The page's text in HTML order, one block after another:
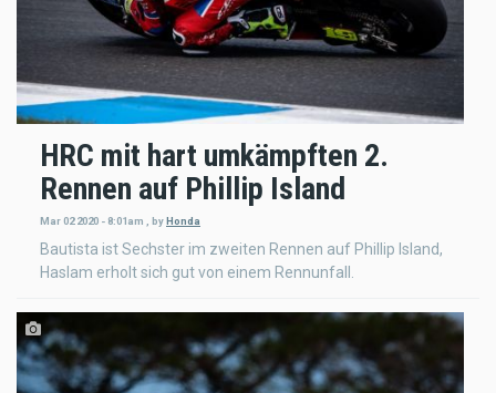
HRC mit hart umkämpften 2.
Rennen auf Phillip Island
Mar 02 2020 - 8:01am , byHonda
Bautista ist Sechster im zweiten Rennen auf Phillip Island,
Haslam erholt sich gut von einem Rennunfall.